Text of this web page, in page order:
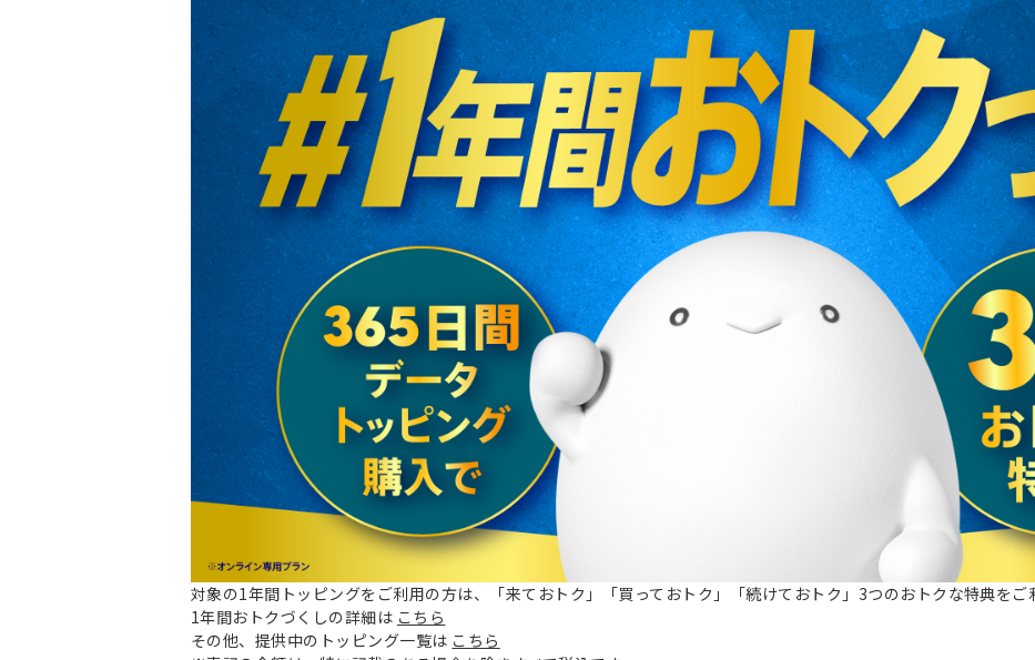
対象の1年間トッピングをご利用の方は、「来ておトク」「買っておトク」「続けておトク」3つのおトクな特典をご
1年間おトクづくしの詳細は こちら
その他、提供中のトッピング一覧は こちら